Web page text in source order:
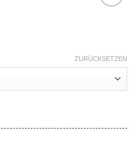
ZURÜCKSETZEN